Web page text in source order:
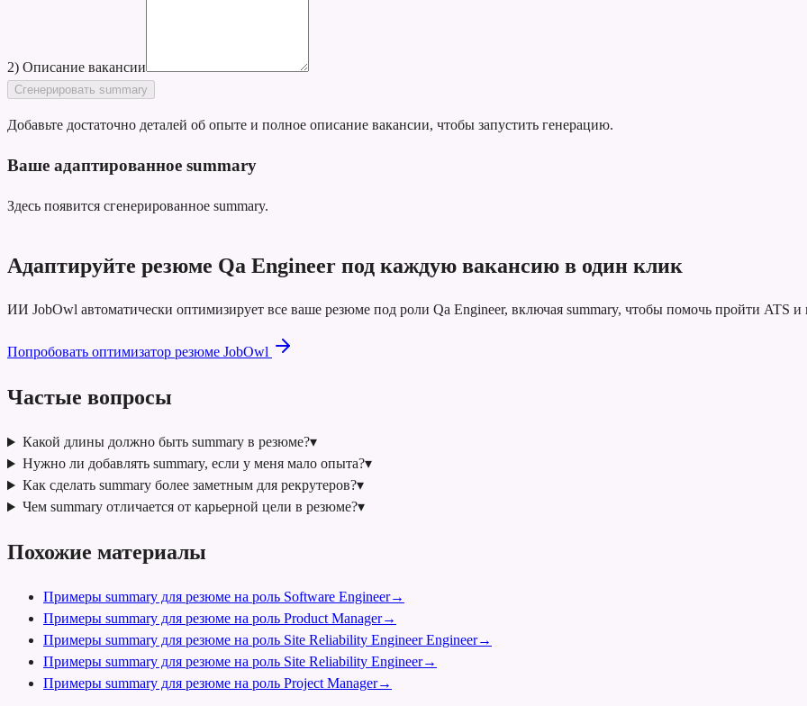
2) Описание вакансии
Сгенерировать summary
Добавьте достаточно деталей об опыте и полное описание вакансии, чтобы запустить генерацию.
Ваше адаптированное summary
Здесь появится сгенерированное summary.
Адаптируйте резюме Qa Engineer под каждую вакансию в один клик
ИИ JobOwl автоматически оптимизирует все ваше резюме под роли Qa Engineer, включая summary, чтобы помочь пройти ATS
Попробовать оптимизатор резюме JobOwl
Частые вопросы
Какой длины должно быть summary в резюме?▾
Нужно ли добавлять summary, если у меня мало опыта?▾
Как сделать summary более заметным для рекрутеров?▾
Чем summary отличается от карьерной цели в резюме?▾
Похожие материалы
Примеры summary для резюме на роль Software Engineer→
Примеры summary для резюме на роль Product Manager→
Примеры summary для резюме на роль Site Reliability Engineer Engineer→
Примеры summary для резюме на роль Site Reliability Engineer→
Примеры summary для резюме на роль Project Manager→